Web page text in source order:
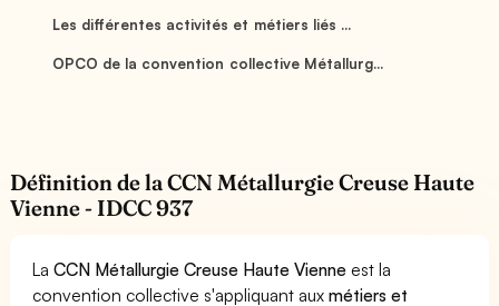
Les différentes activités et métiers liés ...
OPCO de la convention collective Métallurg...
Définition de la CCN Métallurgie Creuse Haute
Vienne - IDCC 937
LaCCN Métallurgie Creuse Haute Vienne est la
convention collective s'appliquant auxmétiers et